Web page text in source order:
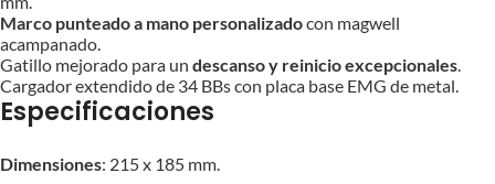
Marco punteado a mano personalizadocon magwell
acampanado.
Gatillo mejorado para un descanso y reinicio excepcionales.
Cargador extendido de 34 BBs con placa base EMG de metal.
Especificaciones
Dimensiones: 215 x 185 mm.